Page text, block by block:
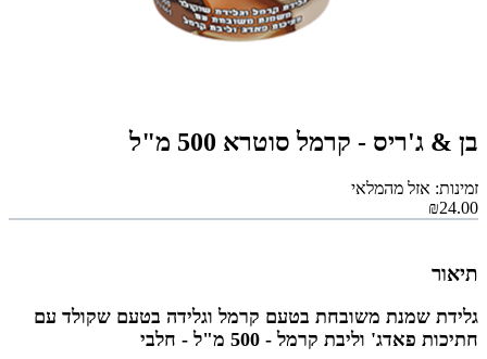
בן & ג'ריס - קרמל סוטרא 500 מ"ל
זמינות: אזל מהמלאי
₪24.00
תיאור
גלידת שמנת משובחת בטעם קרמל וגלידה בטעם שקולד עם
חתיכות פאדג' וליבת קרמל - 500 מ"ל - חלבי